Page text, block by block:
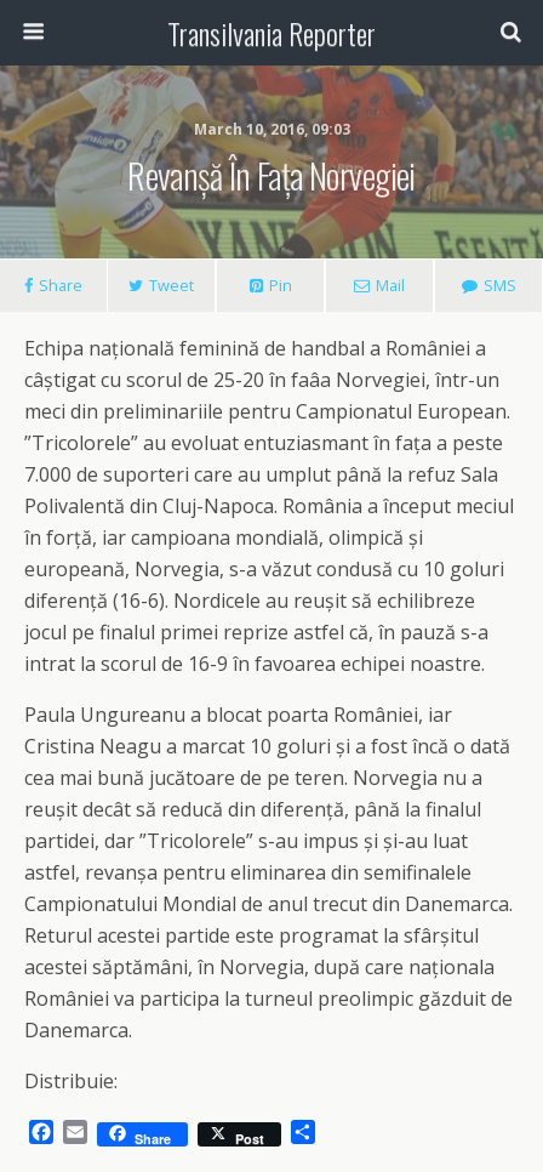
Transilvania Reporter
March 10, 2016, 09:03
Revanșă În Fața Norvegiei
Share Tweet Pin Mail SMS
Echipa națională feminină de handbal a României a
câștigat cu scorul de 25-20 în faâa Norvegiei, într-un
meci din preliminariile pentru Campionatul European.
”Tricolorele” au evoluat entuziasmant în fața a peste
7.000 de suporteri care au umplut până la refuz Sala
Polivalentă din Cluj-Napoca. România a început meciul
în forță, iar campioana mondială, olimpică și
europeană, Norvegia, s-a văzut condusă cu 10 goluri
diferență (16-6). Nordicele au reușit să echilibreze
jocul pe finalul primei reprize astfel că, în pauză s-a
intrat la scorul de 16-9 în favoarea echipei noastre.
Paula Ungureanu a blocat poarta României, iar
Cristina Neagu a marcat 10 goluri și a fost încă o dată
cea mai bună jucătoare de pe teren. Norvegia nu a
reușit decât să reducă din diferență, până la finalul
partidei, dar ”Tricolorele” s-au impus și și-au luat
astfel, revanșa pentru eliminarea din semifinalele
Campionatului Mondial de anul trecut din Danemarca.
Returul acestei partide este programat la sfârșitul
acestei săptămâni, în Norvegia, după care naționala
României va participa la turneul preolimpic găzduit de
Danemarca.
Distribuie:
E
Share Post